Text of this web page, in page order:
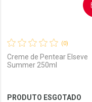
Ver Desconto Convênio
(0)
Creme de Pentear Elseve
Summer 250ml
PRODUTO ESGOTADO
AVISE-ME